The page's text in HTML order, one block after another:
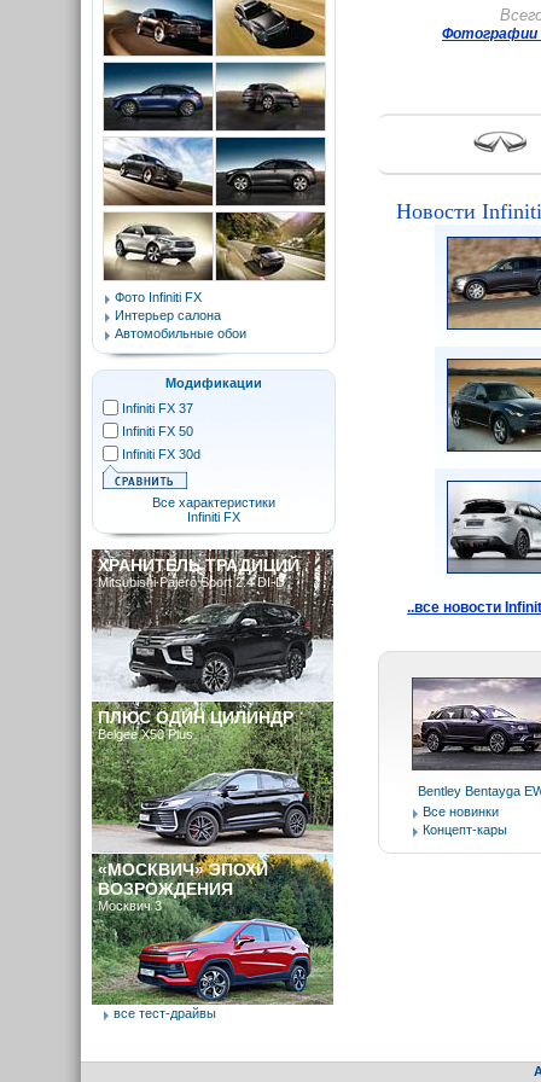
Фотографии
Новости
..все новости
Bentley Bentayga
Все новинки
Концепт-кары
Фото Infiniti FX
Интерьер салона
Автомобильные обои
Модификации
Infiniti FX 37
Infiniti FX 50
Infiniti FX 30d
Все характеристики
Infiniti FX
ХРАНИТЕЛЬ ТРАДИЦИЙ
Mitsubishi Pajero Sport 2.4 DI-D
ПЛЮС ОДИН ЦИЛИНДР
Belgee X50 Plus
«МОСКВИЧ» ЭПОХИ
ВОЗРОЖДЕНИЯ
Москвич 3
все тест-драйвы